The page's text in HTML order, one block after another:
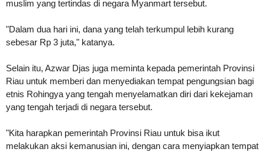
muslim yang tertindas di negara Myanmart tersebut.
"Dalam dua hari ini, dana yang telah terkumpul lebih kurang
sebesar Rp 3 juta," katanya.
Selain itu, Azwar Djas juga meminta kepada pemerintah Provinsi
Riau untuk memberi dan menyediakan tempat pengungsian bagi
etnis Rohingya yang tengah menyelamatkan diri dari kekejaman
yang tengah terjadi di negara tersebut.
"Kita harapkan pemerintah Provinsi Riau untuk bisa ikut
melakukan aksi kemanusian ini, dengan cara menyiapkan tempat